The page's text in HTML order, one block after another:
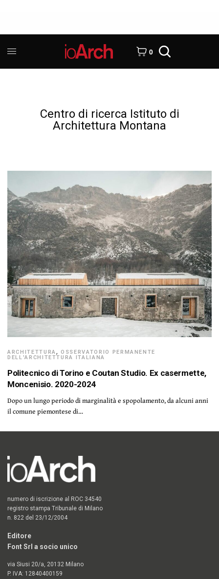
0
Centro di ricerca Istituto di
Architettura Montana
ARCHITETTURA, OSSERVATORIO PERMANENTE
DELL'ARCHITETTURA ITALIANA
Politecnico di Torino e Coutan Studio. Ex casermette,
Moncenisio. 2020-2024
Dopo un lungo periodo di marginalità e spopolamento, da alcuni anni
il comune piemontese di…
numero di iscrizione al ROC 34540
registro stampa Tribunale di Milano
n. 822 del 23/12/2004
Editore
Font Srl a socio unico
via Siusi 20/a, 20132 Milano
P. IVA: 12840400159